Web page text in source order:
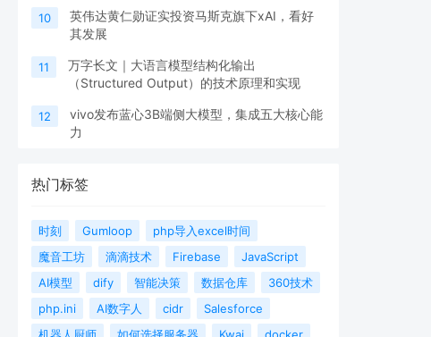
10
英伟达黄仁勋证实投资马斯克旗下xAI，看好
其发展
11
万字长文｜大语言模型结构化输出
（Structured Output）的技术原理和实现
12
vivo发布蓝心3B端侧大模型，集成五大核心能
力
热门标签
时刻 Gumloop
php导入excel时间
魔音工坊
滴滴技术 Firebase
JavaScript
AI模型
dify 智能决策 数据仓库
360技术
php.ini
AI数字人 cidr
Salesforce